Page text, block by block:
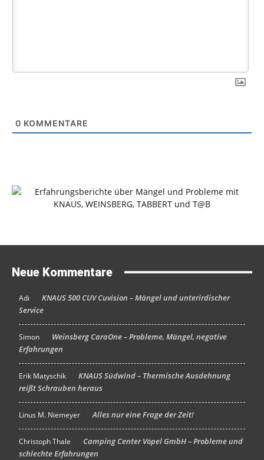
0 KOMMENTARE
Neue Kommentare
Adi
KNAUS 500 CUV Cuvision – Mängel und unterirdischer
Service
Simon
Weinsberg CaraOne – Probleme, Mängel, negative
Erfahrungen
Erik Matyschik
KNAUS Südwind – Thermische Ausdehnung
reißt Schrauben heraus
Linus M. Niemeyer AnAlles nur eine Frage der Zeit!
Christoph Thale
Camping Center Vöpel GmbH – Probleme und
schlechte Erfahrungen